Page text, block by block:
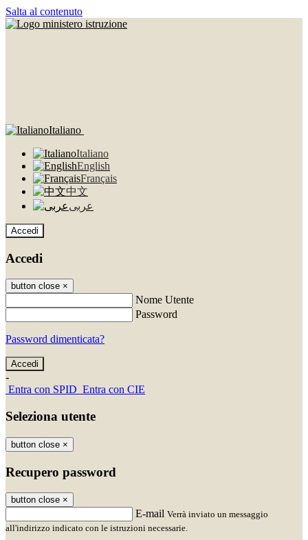
Salta al contenuto
Italiano
Italiano
English
Français
中文
عربى
Accedi
Accedi
button close ×
Nome Utente
Password
Password dimenticata?
-
Entra con SPID Entra con CIE
Seleziona utente
button close ×
Recupero password
button close ×
E-mail Verrà inviato un messaggio
all'indirizzo indicato con le istruzioni necessarie.